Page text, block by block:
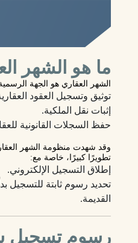
ما هو الشهر
الشهر العقاري هو الجهة
توثيق وتسجيل العقود
إثبات نقل الملكية.
حفظ السجلات القانونية
وقد شهدت منظومة الشهر
تطويرًا كبيرًا، خاصة مع:
إطلاق التسجيل الإلكتروني.
تحديد رسوم ثابتة للتسجيل
القديمة.
رسوم تسجيل